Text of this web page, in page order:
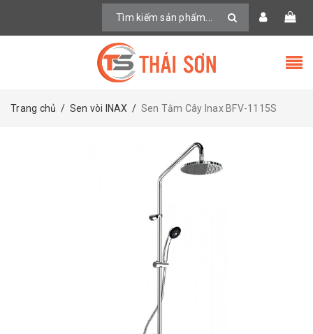
Trang chủ / Sen vòi INAX / Sen Tắm Cây Inax BFV-1115S